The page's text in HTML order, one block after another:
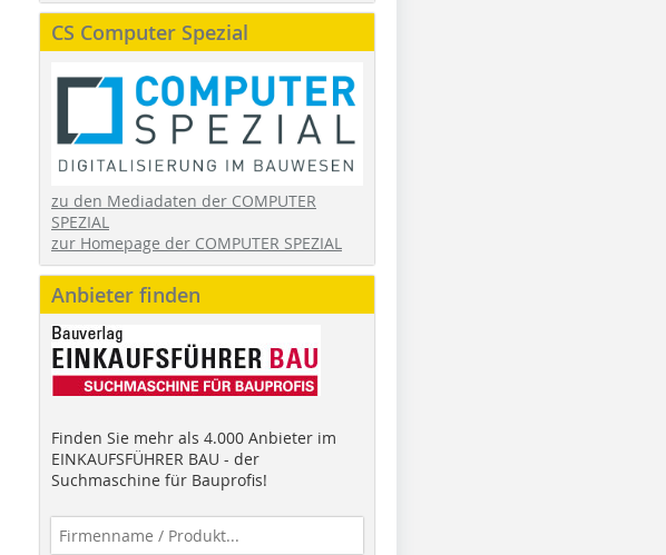
CS Computer Spezial
zu den Mediadaten der COMPUTER
SPEZIAL
zur Homepage der COMPUTER SPEZIAL
Anbieter finden
Finden Sie mehr als 4.000 Anbieter im
EINKAUFSFÜHRER BAU - der
Suchmaschine für Bauprofis!